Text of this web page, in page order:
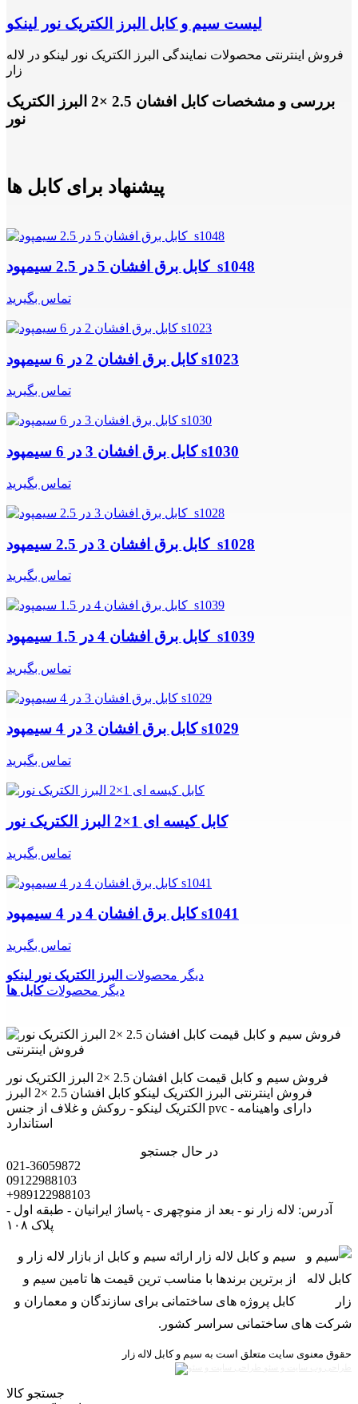
لیست سیم و کابل البرز الکتریک نور لینکو
فروش اینترنتی محصولات نمایندگی البرز الکتریک نور لینکو در لاله
زار
بررسی و مشخصات کابل افشان 2.5 ×2 البرز الکتریک
نور
پیشنهاد برای کابل ها
کابل برق افشان 5 در 2.5 سیمپود s1048
تماس بگیرید
کابل برق افشان 2 در 6 سیمپود s1023
تماس بگیرید
کابل برق افشان 3 در 6 سیمپود s1030
تماس بگیرید
کابل برق افشان 3 در 2.5 سیمپود s1028
تماس بگیرید
کابل برق افشان 4 در 1.5 سیمپود s1039
تماس بگیرید
کابل برق افشان 3 در 4 سیمپود s1029
تماس بگیرید
کابل کیسه ای 1×2 البرز الکتریک نور
تماس بگیرید
کابل برق افشان 4 در 4 سیمپود s1041
تماس بگیرید
دیگر محصولات البرز الکتریک نور لینکو
دیگر محصولاتکابل ها
فروش سیم و کابل قیمت کابل افشان 2.5 ×2 البرز الکتریک نور
فروش اینترنتی البرز الکتریک لینکو کابل افشان 2.5 ×2 البرز
الکتریک لینکو - روکش و غلاف از جنس pvc - دارای واهینامه
استاندارد
در حال جستجو
021-36059872
09122988103
+989122988103
آدرس: لاله زار نو - بعد از منوچهری - پاساژ ایرانیان - طبقه اول -
پلاک ۱۰۸
سیم و کابل لاله زار ارائه سیم و کابل از بازار لاله زار و
از برترین برندها با مناسب ترین قیمت ها تامین سیم و
کابل پروژه های ساختمانی برای سازندگان و معماران و
شرکت های ساختمانی سراسر کشور.
حقوق معنوی سایت متعلق است به سیم و کابل لاله زار
جستجو کالا